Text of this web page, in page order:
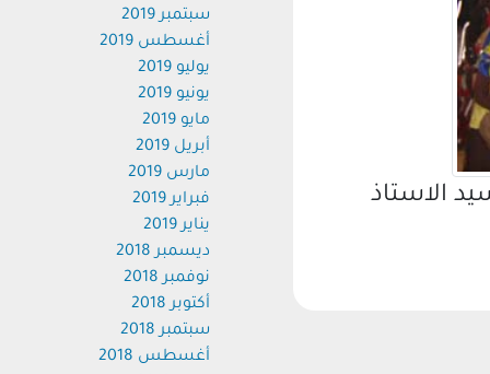
الاستاذ
سبتمبر 2019
أغسطس 2019
يوليو 2019
يونيو 2019
مايو 2019
أبريل 2019
مارس 2019
فبراير 2019
يناير 2019
ديسمبر 2018
نوفمبر 2018
أكتوبر 2018
سبتمبر 2018
أغسطس 2018